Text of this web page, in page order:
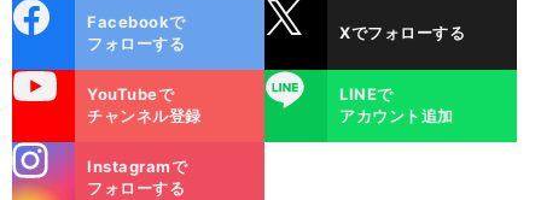
ok
Facebookで
フォローする
Xでフォローする
YouTubeで
チャンネル登録
LINE
LINEで
アカウント追加
m
Instagramで
フォローする